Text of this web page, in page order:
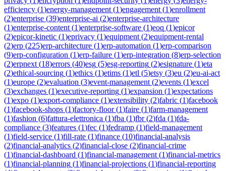
efficiency (1)energy-management (1)engagement (1)enrollment
(2)enterprise (39)enterprise-ai (2)enterprise-architecture
(1)enterprise-content (1)enterprise-software (1)eoq (1)epicor
(2)epicor-kinetic (1)eprivacy (1)equipment (2)equipment-rental
(2)erp (225)erp-architecture (1)erp-automation (1)erp-comparison
(9)erp-configuration (1)erp-failure (1)erp-integration (8)erp-selection
(2)erpnext (18)errors (40)esg (5)esg-reporting (2)esignature (1)eta
(2)ethical-sourcing (1)ethics (1)etims (1)etl (5)etsy (3)eu (2)eu-ai-act
(1)europe (2)evaluation (3)event-management (2)events (1)excel
(3)exchanges (1)executive-reporting (1)expansion (1)expectations
(1)expo (1)export-compliance (1)extensibility (2)fabric (1)facebook
(1)facebook-shops (1)factory-floor(1)faire (1)farm-management
(1)fashion (6)fattura-elettronica (1)fba (1)fbr(2)fda (1)fda-
compliance (3)features (1)fec (1)fedramp (1)field-management
(1)field-service (1)fill-rate (1)finance (10)financial-analysis
(2)financial-analytics (2)financial-close (2)financial-crime
(1)financial-dashboard (1)financial-management (1)financial-metrics
(1)financial-planning (1)financial-projections (1)financial-reporting